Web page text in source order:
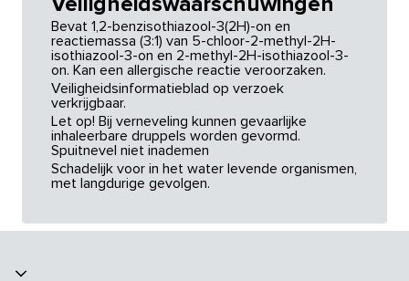
Bevat 1,2-benzisothiazool-3(2H)-on en
reactiemassa (3:1) van 5-chloor-2-methyl-2H-
isothiazool-3-on en 2-methyl-2H-isothiazool-3-
on. Kan een allergische reactie veroorzaken.
Veiligheidsinformatieblad op verzoek
verkrijgbaar.
Let op! Bij verneveling kunnen gevaarlijke
inhaleerbare druppels worden gevormd.
Spuitnevel niet inademen
Schadelijk voor in het water levende organismen,
met langdurige gevolgen.